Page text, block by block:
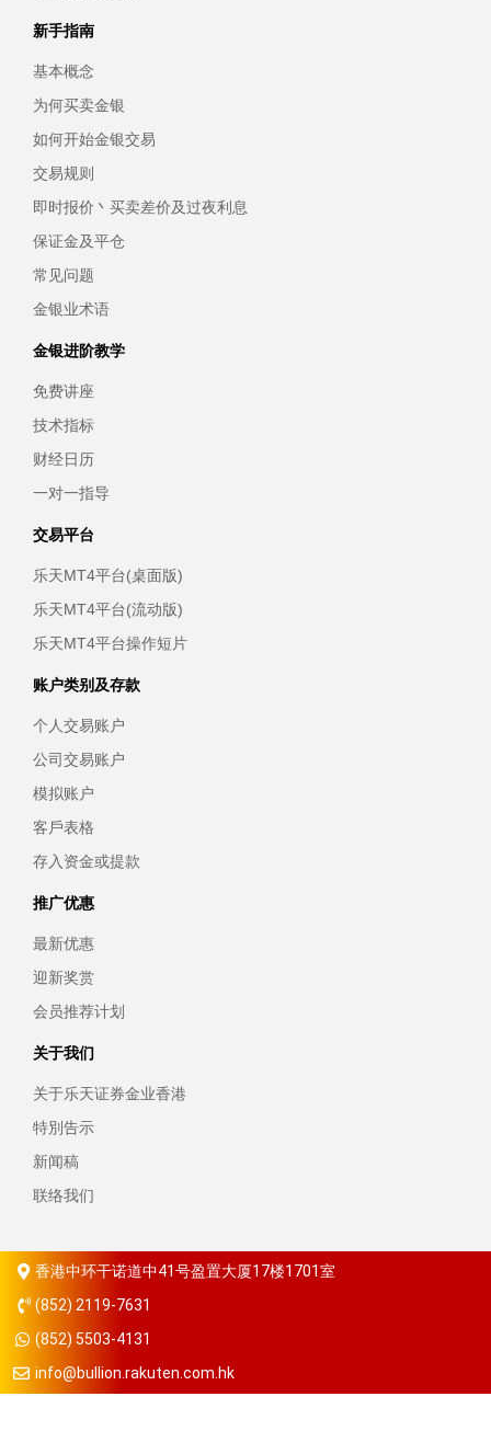
新手指南
基本概念
为何买卖金银
如何开始金银交易
交易规则
即时报价丶买卖差价及过夜利息
保证金及平仓
常见问题
金银业术语
金银进阶教学
免费讲座
技术指标
财经日历
一对一指导
交易平台
乐天MT4平台(桌面版)
乐天MT4平台(流动版)
乐天MT4平台操作短片
账户类别及存款
个人交易账户
公司交易账户
模拟账户
客戶表格
存入资金或提款
推广优惠
最新优惠
迎新奖赏
会员推荐计划
关于我们
关于乐天证券金业香港
特別告示
新闻稿
联络我们
香港中环干诺道中41号盈置大厦17楼1701室
(852) 2119-7631
(852) 5503-4131
info@bullion.rakuten.com.hk